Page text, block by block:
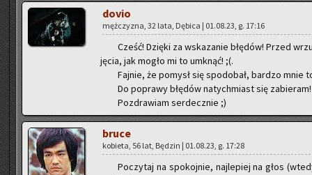
dovio
męż­czy­zna, 32 lata, Dę­bi­ca | 01.08.23, g. 17:16
Cześć! Dzię­ki za wska­za­nie błę­dów! Przed
ję­cia, jak mogło mi to umknąć! ;(.
Faj­nie, że po­mysł się spodo­bał, bar­dzo mnie
Do po­pra­wy błę­dów na­tych­miast się
Po­zdra­wiam ser­decz­nie ;)
bruce
ko­bie­ta, 56 lat, Bę­dzin | 01.08.23, g. 17:28
Po­czy­taj na spo­koj­nie, naj­le­piej na głos